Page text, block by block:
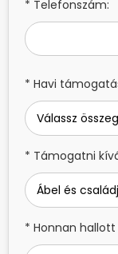
* Telefonszám:
* Havi
* Támogatni
* Honnan hallott